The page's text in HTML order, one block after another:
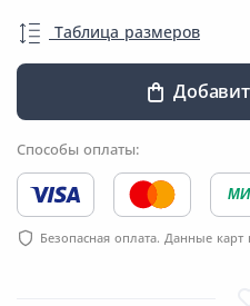
Таблица размеров
Способы оплаты:
Безопасная оплата. Данные карт